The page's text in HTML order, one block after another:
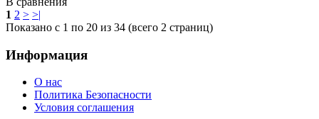
1 2 > >|
Показано с 1 по 20 из 34 (всего 2 страниц)
Информация
О нас
Политика Безопасности
Условия соглашения